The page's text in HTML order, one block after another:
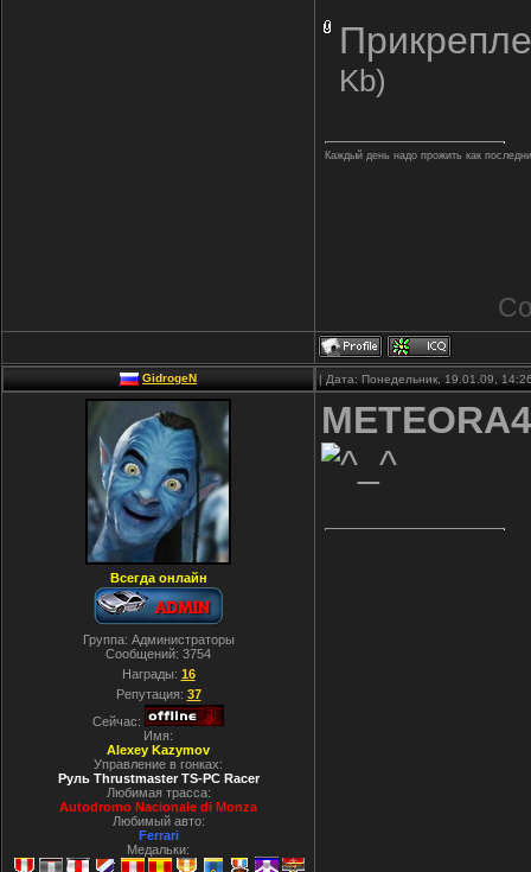
Kb)
Каждый день надо прожить как
GidrogeN | Дата: Понедельник, 19.01.09,
Всегда онлайн
Группа: Администраторы
Сообщений: 3754
Награды: 16
Репутация: 37
Сейчас:
Имя:
Alexey Kazymov
Управление в гонках:
Руль Thrustmaster TS-PC Racer
Любимая трасса:
Autodromo Nacionale di Monza
Любимый авто:
Ferrari
Медальки: